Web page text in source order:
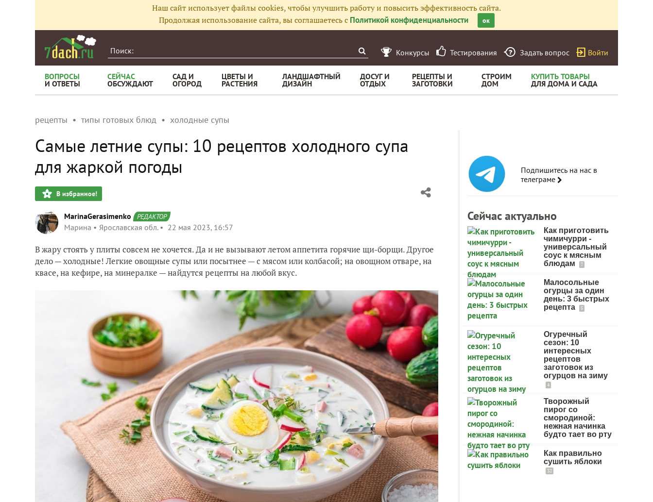
Наш сайт использует файлы cookies, чтобы улучшить работу и повысить эффективность сайта.
Продолжая использование сайта, вы соглашаетесь с Политикой конфиденциальности ок
Конкурсы Тестирования Задать вопрос Войти
ВОПРОСЫ
И ОТВЕТЫ
СЕЙЧАС
ОБСУЖДАЮТ
САД И
ОГОРОД
ЦВЕТЫ И
РАСТЕНИЯ
ЛАНДШАФТНЫЙ
ДИЗАЙН
ДОСУГ И
ОТДЫХ
РЕЦЕПТЫ И
ЗАГОТОВКИ
СТРОИМ
ДОМ
КУПИТЬ ТОВАРЫ
ДЛЯ ДОМА И САДА
рецепты типы готовых блюд холодные супы
Самые летние супы: 10 рецептов холодного супа
для жаркой погоды
В избранное!
MarinaGerasimenko РЕДАКТОР
Марина Ярославская обл. 22 мая 2023, 16:57
В жару стоять у плиты совсем не хочется. Да и не вызывают летом аппетита горячие щи-борщи. Другое
дело — холодные! Легкие овощные супы или посытнее — с мясом или колбасой; на овощном отваре, на
квасе, на кефире, на минералке — найдутся рецепты на любой вкус.
Подпишитесь на нас в
телеграме
Сейчас актуально
Как приготовить
чимичурри -
универсальный
соус к мясным
блюдам
7
Малосольные
огурцы за один
день: 3 быстрых
рецепта
5
Огуречный
сезон: 10
интересных
рецептов
заготовок из
огурцов на зиму
4
Творожный
пирог со
смородиной:
нежная начинка
будто тает во рту
Как правильно
сушить яблоки
32